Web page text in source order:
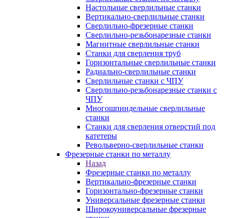
Настольные сверлильные станки
Вертикально-сверлильные станки
Сверлильно-фрезерные станки
Сверлильно-резьбонарезные станки
Магнитные сверлильные станки
Станки для сверления труб
Горизонтальные сверлильные станки
Радиально-сверлильные станки
Сверлильные станки с ЧПУ
Сверлильно-резьбонарезные станки с
ЧПУ
Многошпиндельные сверлильные
станки
Станки для сверления отверстий под
катетеры
Револьверно-сверлильные станки
Фрезерные станки по металлу
Назад
Фрезерные станки по металлу
Вертикально-фрезерные станки
Горизонтально-фрезерные станки
Универсальные фрезерные станки
Широкоуниверсальные фрезерные